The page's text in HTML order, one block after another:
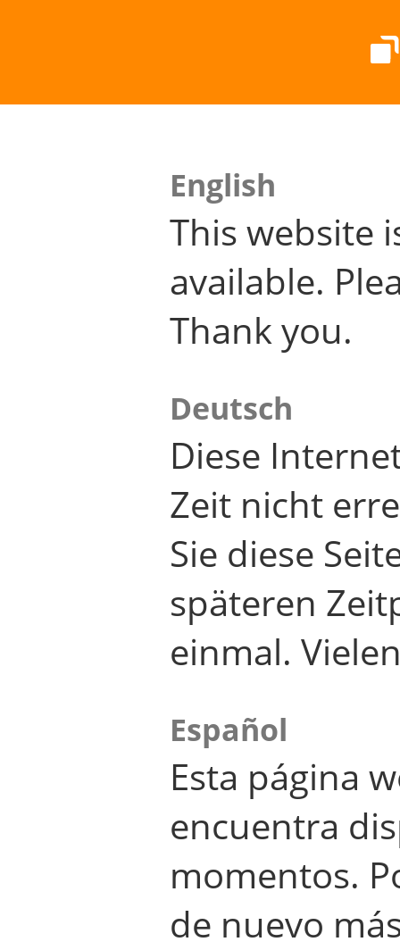
English
This website
available.
Thank you.
Deutsch
Diese
Zeit nicht
Sie diese
späteren
einmal.
Español
Esta página
encuentra
momentos.
de nuevo